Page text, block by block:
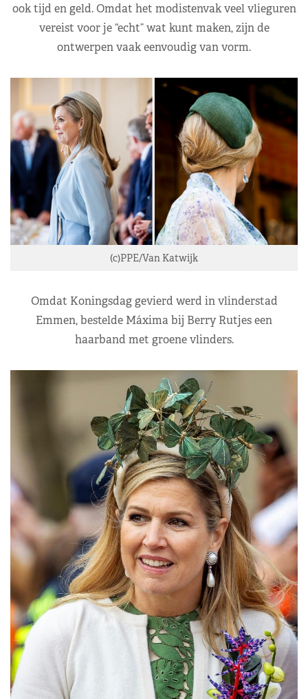
ook tijd en geld. Omdat het modistenvak veel vlieguren
vereist voor je “echt” wat kunt maken, zijn de
ontwerpen vaak eenvoudig van vorm.
(c)PPE/Van Katwijk
Omdat Koningsdag gevierd werd in vlinderstad
Emmen, bestelde Máxima bij Berry Rutjes een
haarband met groene vlinders.